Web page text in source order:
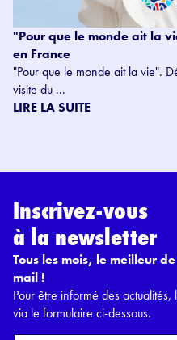
"Pour que le monde ait la
en France
"Pour que le monde ait la vie".
visite du ...
LIRE LA SUITE
Inscrivez-vous
à la newsletter
Tous les mois, le meilleur
mail !
Pour être informé des
via le formulaire ci-dessous.